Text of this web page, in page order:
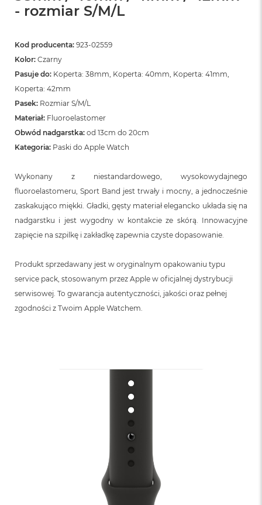
- rozmiar S/M/L
Kod producenta: 923-02559
Kolor: Czarny
Pasuje do: Koperta: 38mm, Koperta: 40mm, Koperta: 41mm,
Koperta: 42mm
Pasek: Rozmiar S/M/L
Materiał: Fluoroelastomer
Obwód nadgarstka: od 13cm do 20cm
Kategoria: Paski do Apple Watch
Wykonany z niestandardowego, wysokowydajnego
fluoroelastomeru, Sport Band jest trwały i mocny, a jednocześnie
zaskakująco miękki. Gładki, gęsty materiał elegancko układa się na
nadgarstku i jest wygodny w kontakcie ze skórą. Innowacyjne
zapięcie na szpilkę i zakładkę zapewnia czyste dopasowanie.
Produkt sprzedawany jest w oryginalnym opakowaniu typu
service pack, stosowanym przez Apple w oficjalnej dystrybucji
serwisowej. To gwarancja autentyczności, jakości oraz pełnej
zgodności z Twoim Apple Watchem.